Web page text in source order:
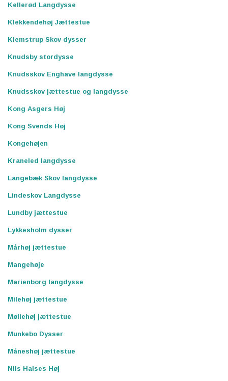
Kellerød Langdysse
Klekkendehøj Jættestue
Klemstrup Skov dysser
Knudsby stordysse
Knudsskov Enghave langdysse
Knudsskov jættestue og langdysse
Kong Asgers Høj
Kong Svends Høj
Kongehøjen
Kraneled langdysse
Langebæk Skov langdysse
Lindeskov Langdysse
Lundby jættestue
Lykkesholm dysser
Mårhøj jættestue
Mangehøje
Marienborg langdysse
Milehøj jættestue
Møllehøj jættestue
Munkebo Dysser
Måneshøj jættestue
Nils Halses Høj